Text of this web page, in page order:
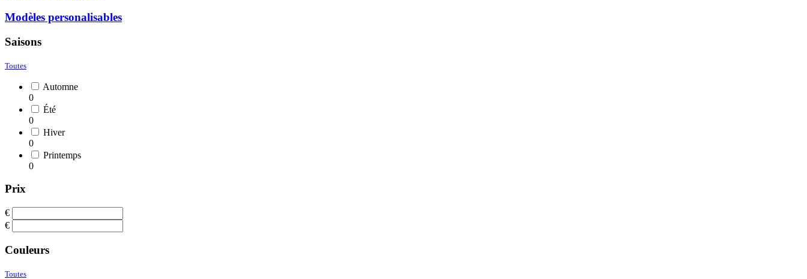
Modèles personalisables
Saisons
Toutes
Automne
0
Été
0
Hiver
0
Printemps
0
Prix
€
€
Couleurs
Toutes